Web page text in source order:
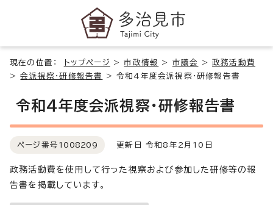
現在の位置： トップページ >市政情報 > 市議会 >政務活動費
>会派視察・研修報告書 >令和4年度会派視察・研修報告書
令和4年度会派視察・研修報告書
ページ番号 1008209 更新日 令和8年2月10日
政務活動費を使用して行った視察および参加した研修等の報
告書を掲載しています。